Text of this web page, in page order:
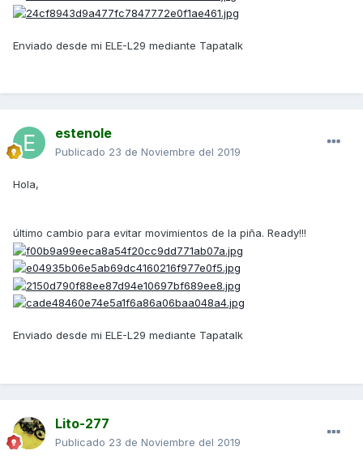
Enviado desde mi ELE-L29 mediante Tapatalk
estenole
Publicado 23 de Noviembre del 2019
Hola,
último cambio para evitar movimientos de la piña. Ready!!!
Enviado desde mi ELE-L29 mediante Tapatalk
Lito-277
Publicado 23 de Noviembre del 2019